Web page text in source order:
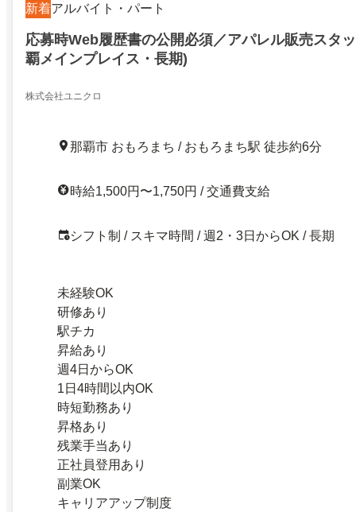
新着アルバイト・パート
応募時Web履歴書の公開必須／アパレル販売スタ
覇メインプレイス・長期)
株式会社ユニクロ
那覇市 おもろまち / おもろまち駅 徒歩約6分
時給1,500円〜1,750円 / 交通費支給
シフト制 / スキマ時間 / 週2・3日からOK / 長期
未経験OK
研修あり
駅チカ
昇給あり
週4日からOK
1日4時間以内OK
時短勤務あり
昇格あり
残業手当あり
正社員登用あり
副業OK
キャリアアップ制度